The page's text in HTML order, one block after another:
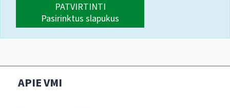
PATVIRTINTI
Pasirinktus slapukus
APIE VMI